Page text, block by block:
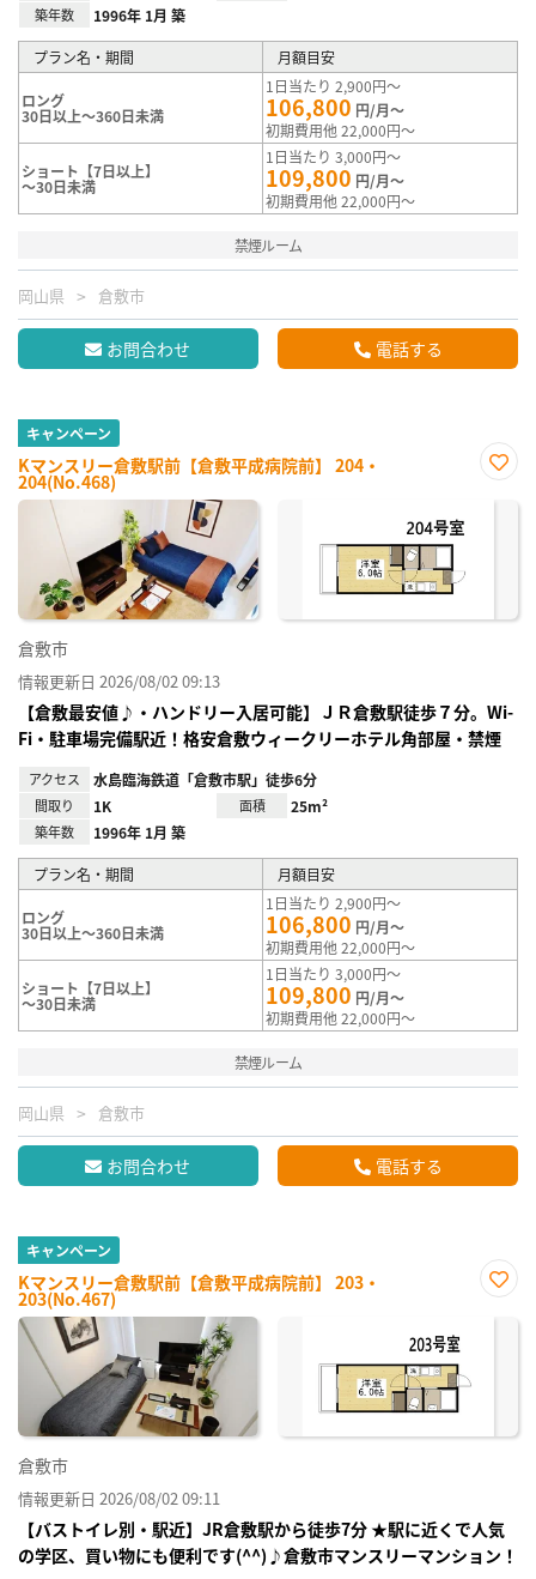
築年数 1996年 1月 築
プラン名・期間 月額目安
ロング
30日以上～360日未満
1日当たり 2,900円～
106,800 円/月～
初期費用他 22,000円～
ショート【7日以上】
～30日未満
1日当たり 3,000円～
109,800 円/月～
初期費用他 22,000円～
禁煙ルーム
岡山県 倉敷市
お問合わせ 電話する
キャンペーン
Kマンスリー倉敷駅前【倉敷平成病院前】 204・
204(No.468)
に入
倉敷市
情報更新日 2026/08/02 09:13
【倉敷最安値♪・ハンドリー入居可能】ＪＲ倉敷駅徒歩７分。Wi-
Fi・駐車場完備駅近！格安倉敷ウィークリーホテル角部屋・禁煙
アクセス 水島臨海鉄道「倉敷市駅」徒歩6分
間取り 1K 面積 25m²
築年数 1996年 1月 築
プラン名・期間 月額目安
ロング
30日以上～360日未満
1日当たり 2,900円～
106,800 円/月～
初期費用他 22,000円～
ショート【7日以上】
～30日未満
1日当たり 3,000円～
109,800 円/月～
初期費用他 22,000円～
禁煙ルーム
岡山県 倉敷市
お問合わせ 電話する
キャンペーン
Kマンスリー倉敷駅前【倉敷平成病院前】 203・
203(No.467)
に入
倉敷市
情報更新日 2026/08/02 09:11
【バストイレ別・駅近】JR倉敷駅から徒歩7分 ★駅に近くで人気
の学区、買い物にも便利です(^^)♪倉敷市マンスリーマンション！